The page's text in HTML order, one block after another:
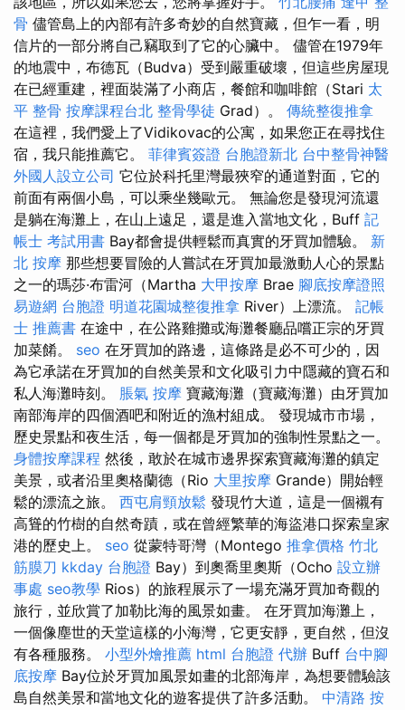
骨 儘管島上的內部有許多奇妙的自然寶藏，但乍一看，明
信片的一部分將自己竊取到了它的心臟中。 儘管在1979年
的地震中，布德瓦（Budva）受到嚴重破壞，但這些房屋現
在已經重建，裡面裝滿了小商店，餐館和咖啡館（Stari 太
平 整骨 按摩課程台北 整骨學徒 Grad）。 傳統整復推拿
在這裡，我們愛上了Vidikovac的公寓，如果您正在尋找住
宿，我只能推薦它。 菲律賓簽證 台胞證新北 台中整骨神醫
外國人設立公司 它位於科托里灣最狹窄的通道對面，它的
前面有兩個小島，可以乘坐幾歐元。 無論您是發現河流還
是躺在海灘上，在山上遠足，還是進入當地文化，Buff 記
帳士 考試用書 Bay都會提供輕鬆而真實的牙買加體驗。 新
北 按摩 那些想要冒險的人嘗試在牙買加最激動人心的景點
之一的瑪莎·布雷河（Martha 大甲按摩 Brae 腳底按摩證照
易遊網 台胞證 明道花園城整復推拿 River）上漂流。 記帳
士 推薦書 在途中，在公路雞攤或海灘餐廳品嚐正宗的牙買
加菜餚。 seo 在牙買加的路邊，這條路是必不可少的，因
為它承諾在牙買加的自然美景和文化吸引力中隱藏的寶石和
私人海灘時刻。 脹氣 按摩 寶藏海灘（寶藏海灘）由牙買加
南部海岸的四個酒吧和附近的漁村組成。 發現城市市場，
歷史景點和夜生活，每一個都是牙買加的強制性景點之一。
身體按摩課程 然後，敢於在城市邊界探索寶藏海灘的鎮定
美景，或者沿里奧格蘭德（Rio 大里按摩 Grande）開始輕
鬆的漂流之旅。 西屯肩頸放鬆 發現竹大道，這是一個襯有
高聳的竹樹的自然奇蹟，或在曾經繁華的海盜港口探索皇家
港的歷史上。 seo 從蒙特哥灣（Montego 推拿價格 竹北
筋膜刀 kkday 台胞證 Bay）到奧喬里奧斯（Ocho 設立辦
事處 seo教學 Rios）的旅程展示了一場充滿牙買加奇觀的
旅行，並欣賞了加勒比海的風景如畫。 在牙買加海灘上，
一個像塵世的天堂這樣的小海灣，它更安靜，更自然，但沒
有各種服務。 小型外燴推薦 html 台胞證 代辦 Buff 台中腳
底按摩 Bay位於牙買加風景如畫的北部海岸，為想要體驗該
島自然美景和當地文化的遊客提供了許多活動。 中清路 按